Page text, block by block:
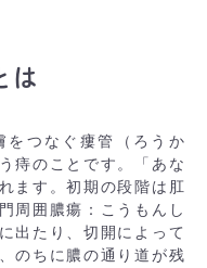
は
をつなぐ瘻管（ろうか
痔のことです。「あな
ます。初期の段階は肛
周囲膿瘍：こうもんし
出たり、切開によって
のちに膿の通り道が残